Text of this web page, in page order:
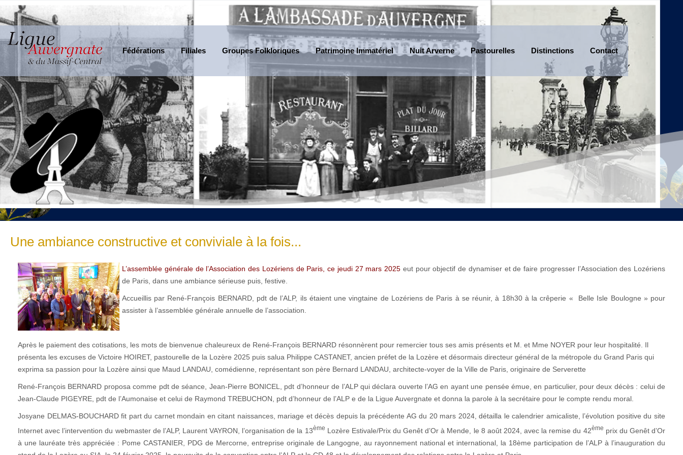
Fédérations Filiales Groupes Folkloriques Patrimoine Immatériel Nuit Arverne Pastourelles Distinctions Contact
Une ambiance constructive et conviviale à la fois...
L’assemblée générale de l’Association des Lozériens de Paris, ce jeudi 27 mars 2025 eut pour objectif de dynamiser et de faire progresser l’Association des Lozériens
de Paris, dans une ambiance sérieuse puis, festive.
Accueillis par René-François BERNARD, pdt de l’ALP, ils étaient une vingtaine de Lozériens de Paris à se réunir, à 18h30 à la crêperie « Belle Isle Boulogne » pour
assister à l’assemblée générale annuelle de l’association.
Après le paiement des cotisations, les mots de bienvenue chaleureux de René-François BERNARD résonnèrent pour remercier tous ses amis présents et M. et Mme NOYER pour leur hospitalité. Il
présenta les excuses de Victoire HOIRET, pastourelle de la Lozère 2025 puis salua Philippe CASTANET, ancien préfet de la Lozère et désormais directeur général de la métropole du Grand Paris qui
exprima sa passion pour la Lozère ainsi que Maud LANDAU, comédienne, représentant son père Bernard LANDAU, architecte-voyer de la Ville de Paris, originaire de Serverette
René-François BERNARD proposa comme pdt de séance, Jean-Pierre BONICEL, pdt d’honneur de l’ALP qui déclara ouverte l’AG en ayant une pensée émue, en particulier, pour deux décès : celui de
Jean-Claude PIGEYRE, pdt de l’Aumonaise et celui de Raymond TREBUCHON, pdt d’honneur de l’ALP e de la Ligue Auvergnate et donna la parole à la secrétaire pour le compte rendu moral.
Josyane DELMAS-BOUCHARD fit part du carnet mondain en citant naissances, mariage et décès depuis la précédente AG du 20 mars 2024, détailla le calendrier amicaliste, l’évolution positive du site
Internet avec l’intervention du webmaster de l’ALP, Laurent VAYRON, l’organisation de la 13ème Lozère Estivale/Prix du Genêt d’Or à Mende, le 8 août 2024, avec la remise du 42ème prix du Genêt d’Or
à une lauréate très appréciée : Pome CASTANIER, PDG de Mercorne, entreprise originale de Langogne, au rayonnement national et international, la 18ème participation de l’ALP à l’inauguration du